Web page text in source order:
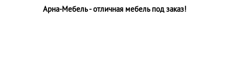
Арна-Мебель - отличная мебель под заказ!